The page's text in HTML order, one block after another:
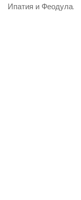
Ипатия и Феодула.